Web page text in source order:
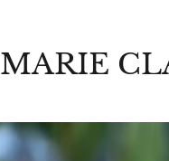
MARIE